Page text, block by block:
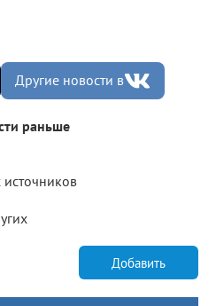
Другие новости в
раньше
Добавить